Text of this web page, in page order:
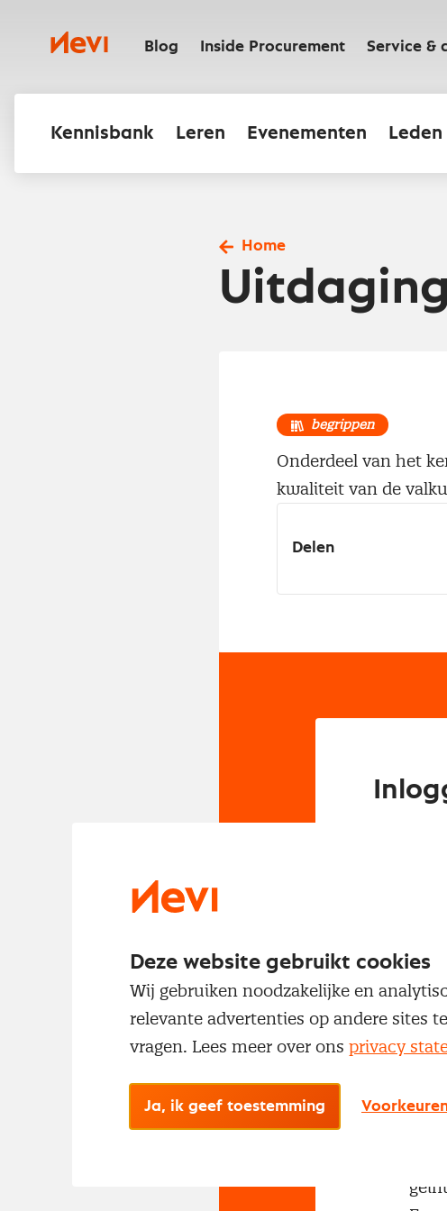
inhoudNevi Blog Inside Procurement Service &
Kennisbank Leren Evenementen Leden
Home
Uitdaging
begrippen
Onderdeel van het
kwaliteit van de
Delen
Met een
Deze website gebruikt cookies
Wij gebruiken noodzakelijke en
relevante advertenties op andere sites
vragen. Lees meer over ons privacy
Ja, ik geef toestemming